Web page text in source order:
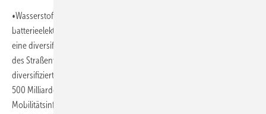
•Wasserstoffmobilität ist ein strategischer Imperativ: Als Ergänzung zu
batterieelektrischen Fahrzeugen sind Wasserstofftechnologien für
eine diversifizierte, resiliente und kosteneffiziente Dekarbonisierung
des Straßenverkehrs von entscheidender Bedeutung. Durch einen
diversifizierten Ansatz könnten in Europa bis 2050 zwischen 300 und
500 Milliarden Euro an Infrastrukturkosten eingespart werden. Zwei
Mobilitätsinfrastrukturen wären für Europa kostengünstiger als eine